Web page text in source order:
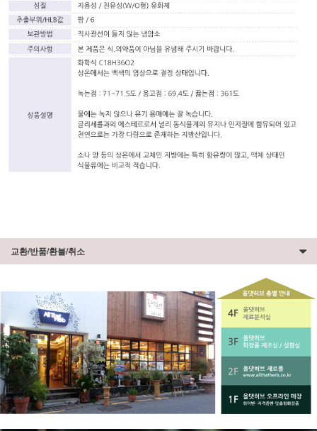
교환/반품/환불/취소